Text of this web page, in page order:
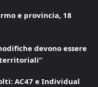
e provincia, 18
devono essere
AC47 e Individual